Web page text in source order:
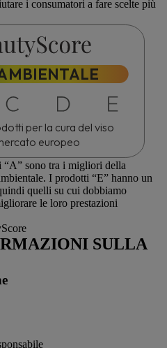
i consumatori a fare scelte più
per la cura del viso
europeo
“A” sono tra i migliori della
I prodotti “E” hanno un
quelli su cui dobbiamo
le loro prestazioni
SULLA